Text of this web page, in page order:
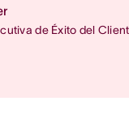
de Éxito del